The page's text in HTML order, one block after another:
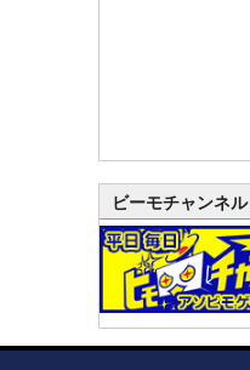
ビーモチャンネル